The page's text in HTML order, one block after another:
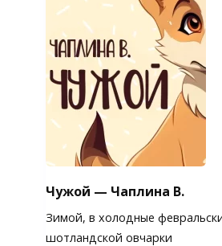
Чужой — Чаплина В.
Зимой, в холодные
шотландской овчарки